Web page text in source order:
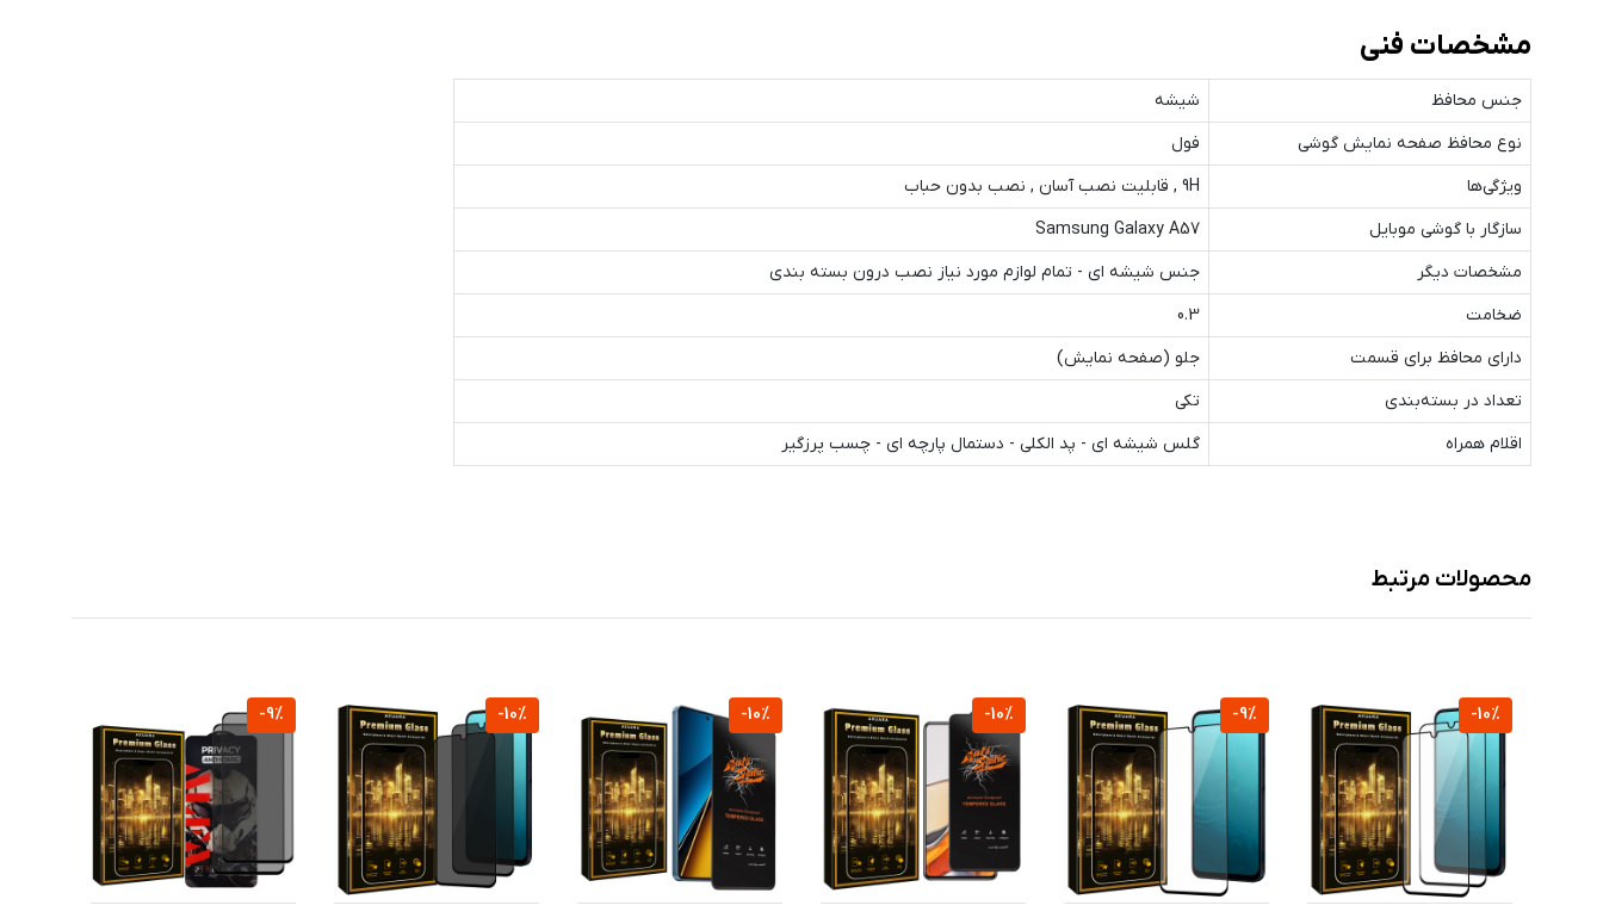
مشخصات فنی
جنس محافظ
شیشه
نوع محافظ صفحه نمایش گوشی
فول
ویژگی‌ها
9H , قابلیت نصب آسان , نصب بدون حباب
سازگار با گوشی موبایل
Samsung Galaxy A57
مشخصات دیگر
جنس شیشه ای - تمام لوازم مورد نیاز نصب درون بسته بندی
ضخامت
0.3
دارای محافظ برای قسمت
جلو (صفحه نمایش)
تعداد در بسته‌بندی
تکی
اقلام همراه
گلس شیشه ای - پد الکلی - دستمال پارچه ای - چسب پرزگیر
محصولات مرتبط
-10%
-9%
-10%
-10%
-10%
-9%